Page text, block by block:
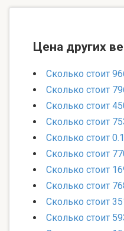
Цена других
Сколько стоит
Сколько стоит
Сколько стоит
Сколько стоит
Сколько стоит
Сколько стоит
Сколько стоит
Сколько стоит
Сколько стоит
Сколько стоит